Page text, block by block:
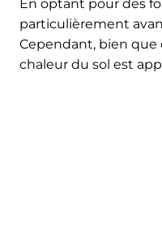
En optant pour des
particulièrement
Cependant, bien que
chaleur du sol est